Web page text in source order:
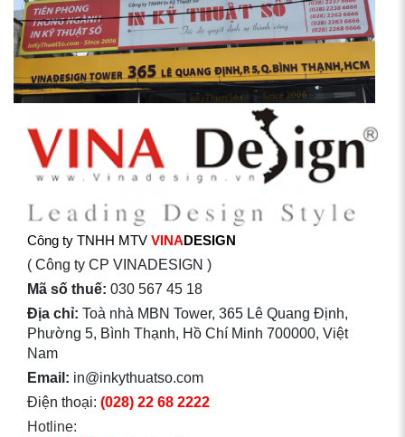
Công ty TNHH MTV VINADESIGN
( Công ty CP VINADESIGN )
Mã số thuế: 030 567 45 18
Địa chỉ: Toà nhà MBN Tower, 365 Lê Quang Định,
Phường 5, Bình Thạnh, Hồ Chí Minh 700000, Việt
Nam
Email: in@inkythuatso.com
Điện thoại: (028) 22 68 2222
Hotline: